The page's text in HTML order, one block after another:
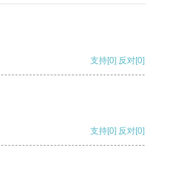
支持[0] 反对[0]
支持[0] 反对[0]